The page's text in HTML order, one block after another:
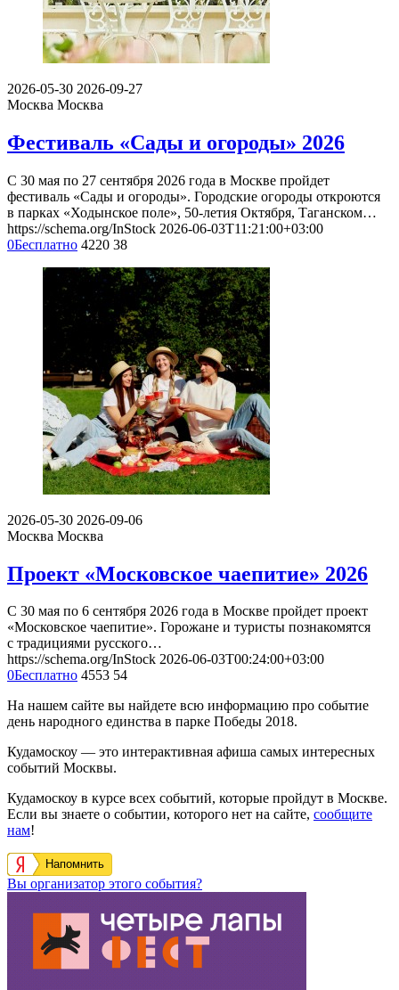
2026-05-30 2026-09-27
Москва Москва
Фестиваль «Сады и огороды» 2026
С 30 мая по 27 сентября 2026 года в Москве пройдет
фестиваль «Сады и огороды». Городские огороды откроются
в парках «Ходынское поле», 50-летия Октября, Таганском…
https://schema.org/InStock 2026-06-03T11:21:00+03:00
0Бесплатно 4220 38
2026-05-30 2026-09-06
Москва Москва
Проект «Московское чаепитие» 2026
С 30 мая по 6 сентября 2026 года в Москве пройдет проект
«Московское чаепитие». Горожане и туристы познакомятся
с традициями русского…
https://schema.org/InStock 2026-06-03T00:24:00+03:00
0Бесплатно 4553 54
На нашем сайте вы найдете всю информацию про событие
день народного единства в парке Победы 2018.
Кудамоскоу — это интерактивная афиша самых интересных
событий Москвы.
Кудамоскоу в курсе всех событий, которые пройдут в Москве.
Если вы знаете о событии, которого нет на сайте, сообщите
нам!
Напомнить
Вы организатор этого события?